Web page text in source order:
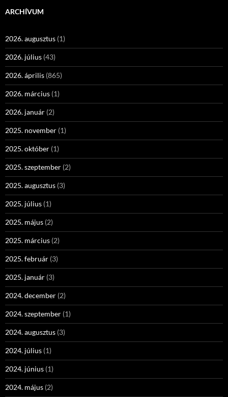
ARCHÍVUM
2026. augusztus (1)
2026. július (43)
2026. április (865)
2026. március (1)
2026. január (2)
2025. november (1)
2025. október (1)
2025. szeptember (2)
2025. augusztus (3)
2025. július (1)
2025. május (2)
2025. március (2)
2025. február (3)
2025. január (3)
2024. december (2)
2024. szeptember (1)
2024. augusztus (3)
2024. július (1)
2024. június (1)
2024. május (2)